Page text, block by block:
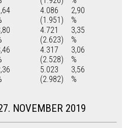
4.086
(1.951)
2,90
%
4.721
(2.623)
3,35
%
4.317
(2.528)
3,06
%
5.023
(2.982)
3,56
%
NOVEMBER 2019